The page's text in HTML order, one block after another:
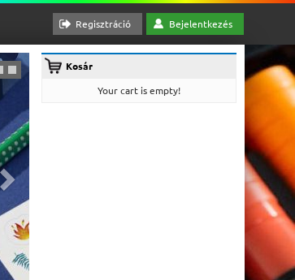
Regisztráció Bejelentkezés
Kosár
Your cart is empty!